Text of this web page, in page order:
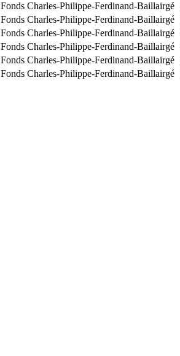
Fonds Charles-Philippe-Ferdinand-Baillairgé
Fonds Charles-Philippe-Ferdinand-Baillairgé
Fonds Charles-Philippe-Ferdinand-Baillairgé
Fonds Charles-Philippe-Ferdinand-Baillairgé
Fonds Charles-Philippe-Ferdinand-Baillairgé
Fonds Charles-Philippe-Ferdinand-Baillairgé